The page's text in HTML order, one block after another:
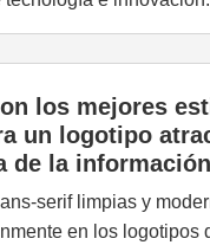
los mejores
un logotipo
de la
serif limpias y
en los logotipos